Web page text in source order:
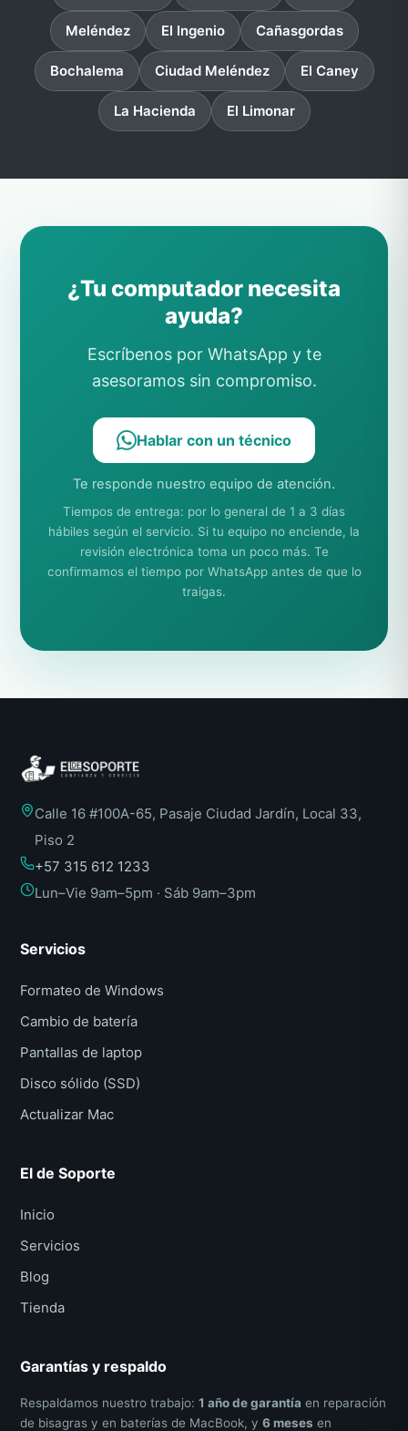
Meléndez El Ingenio Cañasgordas
Bochalema Ciudad Meléndez El Caney
La Hacienda El Limonar
¿Tu computador necesita
ayuda?
Escríbenos por WhatsApp y te
asesoramos sin compromiso.
Hablar con un técnico
Te responde nuestro equipo de atención.
Tiempos de entrega: por lo general de 1 a 3 días
hábiles según el servicio. Si tu equipo no enciende, la
revisión electrónica toma un poco más. Te
confirmamos el tiempo por WhatsApp antes de que lo
traigas.
Calle 16 #100A-65, Pasaje Ciudad Jardín, Local 33,
Piso 2
+57 315 612 1233
Lun–Vie 9am–5pm · Sáb 9am–3pm
Servicios
Formateo de Windows
Cambio de batería
Pantallas de laptop
Disco sólido (SSD)
Actualizar Mac
El de Soporte
Inicio
Servicios
Blog
Tienda
Garantías y respaldo
Respaldamos nuestro trabajo: 1 año de garantía en reparación
de bisagras y en baterías de MacBook, y 6 meses en